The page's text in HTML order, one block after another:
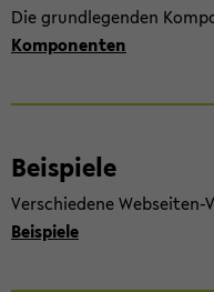
Die grund­le­gen­den
Kom­po­nen­ten
Bei­spie­le
Ver­schie­de­ne
Bei­spie­le